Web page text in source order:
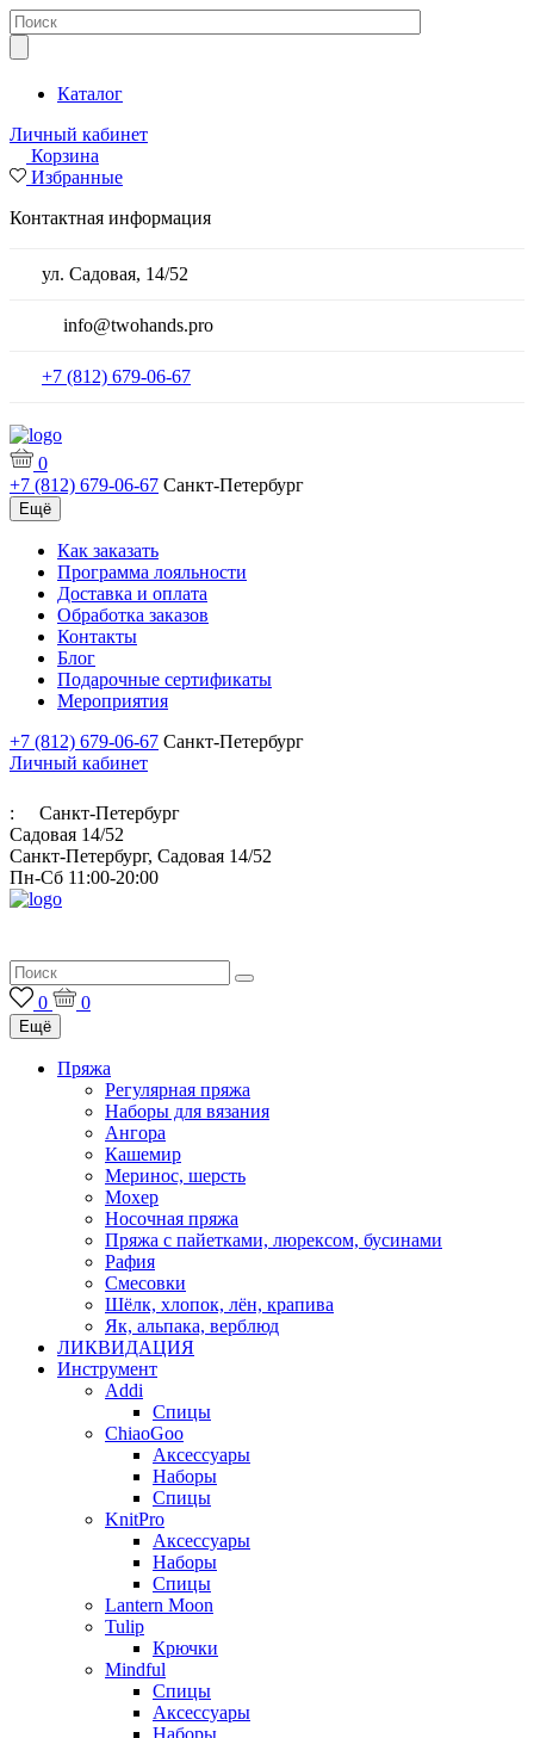
Каталог
Личный кабинет
Корзина
Избранные
Контактная информация
ул. Садовая, 14/52
info@twohands.pro
+7 (812) 679-06-67
0
+7 (812) 679-06-67 Санкт-Петербург
Ещё
Как заказать
Программа лояльности
Доставка и оплата
Обработка заказов
Контакты
Блог
Подарочные сертификаты
Мероприятия
+7 (812) 679-06-67 Санкт-Петербург
Личный кабинет
:
Санкт-Петербург
Садовая 14/52
Санкт-Петербург, Садовая 14/52
Пн-Сб 11:00-20:00
0 0
Ещё
Пряжа
Регулярная пряжа
Наборы для вязания
Ангора
Кашемир
Меринос, шерсть
Мохер
Носочная пряжа
Пряжа с пайетками, люрексом, бусинами
Рафия
Смесовки
Шёлк, хлопок, лён, крапива
Як, альпака, верблюд
ЛИКВИДАЦИЯ
Инструмент
Addi
Спицы
ChiaoGoo
Аксессуары
Наборы
Спицы
KnitPro
Аксессуары
Наборы
Спицы
Lantern Moon
Tulip
Крючки
Mindful
Спицы
Аксессуары
Наборы